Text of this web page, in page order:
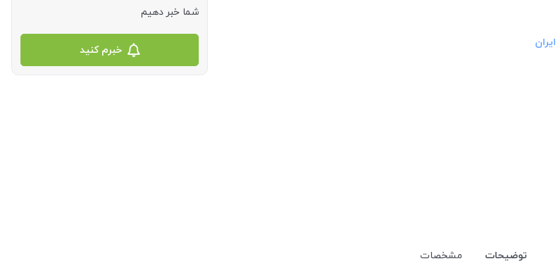
ایران
شما خبر دهیم
خبرم کنید
توضیحات مشخصات